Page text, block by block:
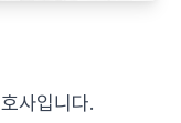
사입니다.